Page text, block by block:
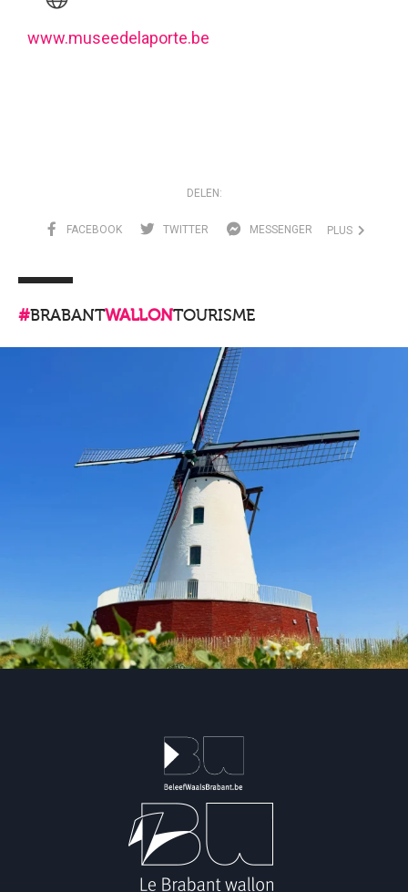
www.museedelaporte.be
DELEN:
FACEBOOK TWITTER MESSENGER PLUS
#BRABANTWALLONTOURISME